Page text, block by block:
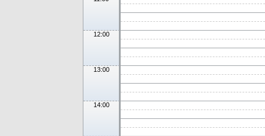
12:00
13:00
14:00